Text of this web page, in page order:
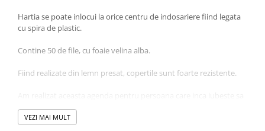
Personalizate
Vinuri Personalizate
Accesorii de Birou
Pixuri Personalizate
Agende A5
Hartia se poate inlocui la orice centru de indosariere fiind legata
cu spira de plastic.
Contine 50 de file, cu foaie velina alba.
Fiind realizate din lemn presat, copertile sunt foarte rezistente.
scrie si sa-si deseneze gandurile pe o foaie de hartie.
VEZI MAI MULT